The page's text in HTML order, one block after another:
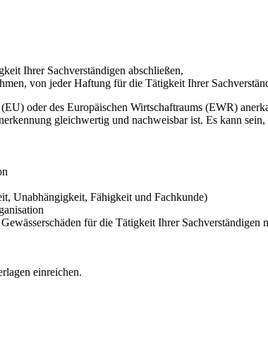
Ihrer Sachverständigen abschließen,
von jeder Haftung für die Tätigkeit Ihrer
oder des Europäischen Wirtschaftraums (EWR)
gleichwertig und nachweisbar ist. Es kann
Unabhängigkeit, Fähigkeit und Fachkunde)
für die Tätigkeit Ihrer
einreichen.